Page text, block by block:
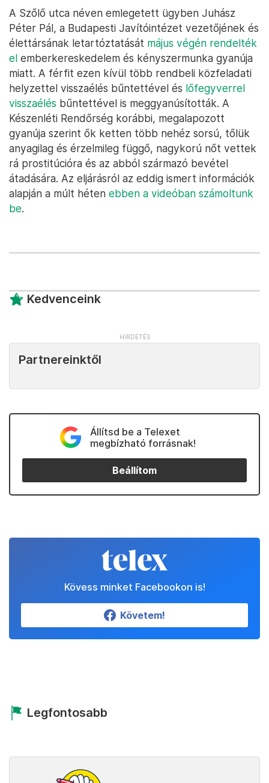
A Szőlő utca néven emlegetett ügyben Juhász
Péter Pál, a Budapesti Javítóintézet vezetőjének és
élettársának letartóztatását május végén rendelték
el emberkereskedelem és kényszermunka gyanúja
miatt. A férfit ezen kívül több rendbeli közfeladati
helyzettel visszaélés bűntettével és lőfegyverrel
visszaélés bűntettével is meggyanúsították. A
Készenléti Rendőrség korábbi, megalapozott
gyanúja szerint ők ketten több nehéz sorsú, tőlük
anyagilag és érzelmileg függő, nagykorú nőt vettek
rá prostitúcióra és az abból származó bevétel
átadására. Az eljárásról az eddig ismert információk
alapján a múlt héten ebben a videóban számoltunk
be.
Kedvenceink
Partnereinktől
Állítsd be a Telexet
megbízható forrásnak!
Beállítom
Kövess minket Facebookon is!
Követem!
Legfontosabb